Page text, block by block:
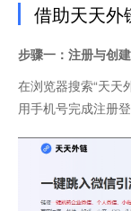
借助天天外
步骤一：注册与创建
在浏览器搜索“天天
用手机号完成注册